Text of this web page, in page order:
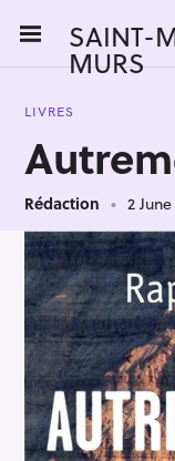
i
SAINT-
MURS
LIVRES
Rédaction 2 June